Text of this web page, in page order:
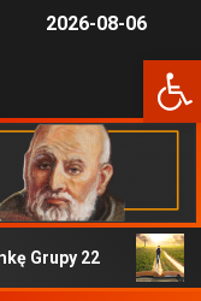
2026-08-06
Grupy 22